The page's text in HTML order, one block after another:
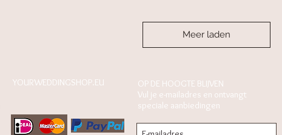
Meer laden
YOURWEDDINGSHOP.EU
OP DE HOOGTE BLIJVEN
Vul je e-mailadres en ontvangt
speciale aanbiedingen